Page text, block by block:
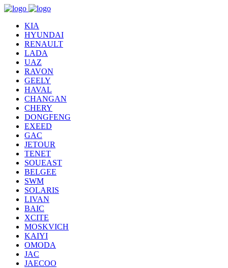
KIA
HYUNDAI
RENAULT
LADA
UAZ
RAVON
GEELY
HAVAL
CHANGAN
CHERY
DONGFENG
EXEED
GAC
JETOUR
TENET
SOUEAST
BELGEE
SWM
SOLARIS
LIVAN
BAIC
XCITE
MOSKVICH
KAIYI
OMODA
JAC
JAECOO